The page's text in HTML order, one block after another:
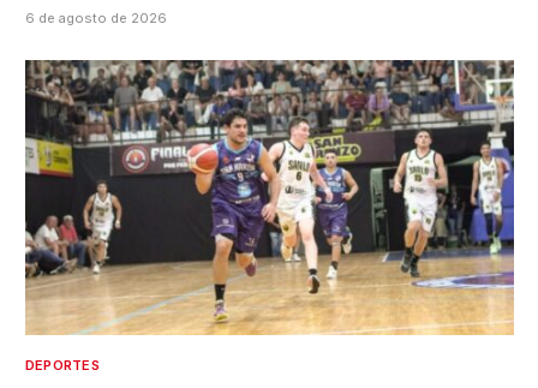
6 de agosto de 2026
DEPORTES